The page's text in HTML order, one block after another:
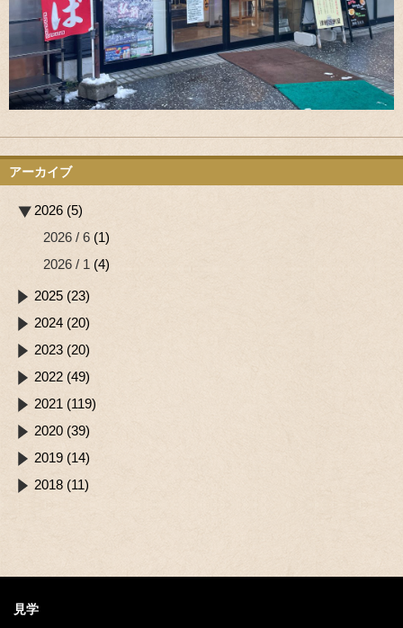
アーカイブ
2026 (5)
2026 / 6 (1)
2026 / 1 (4)
2025 (23)
2024 (20)
2023 (20)
2022 (49)
2021 (119)
2020 (39)
2019 (14)
2018 (11)
見学